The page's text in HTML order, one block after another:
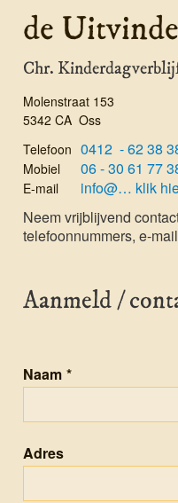
de
Chr.
Molenstraat 153
5342 CA Oss
Telefoon 0412 - 62 38
Mobiel 06 - 30 61 77
E-mail
info@… klik
Neem vrijblijvend
telefoon­nummers, e-
Aanmeld /
Naam *
Adres